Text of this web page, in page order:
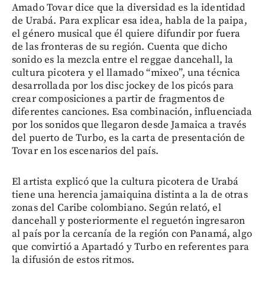
Amado Tovar dice que la diversidad es la identidad
de Urabá. Para explicar esa idea, habla de la paipa,
el género musical que él quiere difundir por fuera
de las fronteras de su región. Cuenta que dicho
sonido es la mezcla entre el reggae dancehall, la
cultura picotera y el llamado “mixeo”, una técnica
desarrollada por los disc jockey de los picós para
crear composiciones a partir de fragmentos de
diferentes canciones. Esa combinación, influenciada
por los sonidos que llegaron desde Jamaica a través
del puerto de Turbo, es la carta de presentación de
Tovar en los escenarios del país.
El artista explicó que la cultura picotera de Urabá
tiene una herencia jamaiquina distinta a la de otras
zonas del Caribe colombiano. Según relató, el
dancehall y posteriormente el reguetón ingresaron
al país por la cercanía de la región con Panamá, algo
que convirtió a Apartadó y Turbo en referentes para
la difusión de estos ritmos.